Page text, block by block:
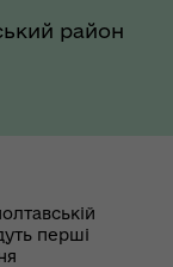
район
перші